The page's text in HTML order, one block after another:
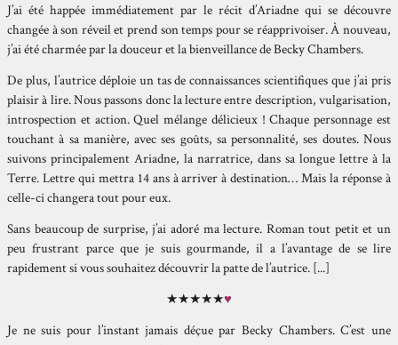
J’ai été happée immédiatement par le récit d’Ariadne qui se découvre
changée à son réveil et prend son temps pour se réapprivoiser. À nouveau,
j’ai été charmée par la douceur et la bienveillance de Becky Chambers.
De plus, l’autrice déploie un tas de connaissances scientifiques que j’ai pris
plaisir à lire. Nous passons donc la lecture entre description, vulgarisation,
introspection et action. Quel mélange délicieux ! Chaque personnage est
touchant à sa manière, avec ses goûts, sa personnalité, ses doutes. Nous
suivons principalement Ariadne, la narratrice, dans sa longue lettre à la
Terre. Lettre qui mettra 14 ans à arriver à destination… Mais la réponse à
celle-ci changera tout pour eux.
Sans beaucoup de surprise, j’ai adoré ma lecture. Roman tout petit et un
peu frustrant parce que je suis gourmande, il a l’avantage de se lire
rapidement si vous souhaitez découvrir la patte de l’autrice. [...]
★★★★★♥
Je ne suis pour l’instant jamais déçue par Becky Chambers. C’est une